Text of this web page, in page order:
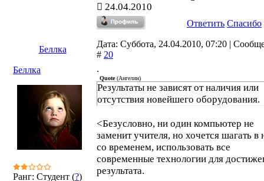
24.04.2010
Ответить Спасибо
Беллка
Дата: Суббота, 24.04.2010, 07:20 |
# 20
Беллка
Ранг: Студент (?)
.
Quote(Ангелин)
Результаты не зависят от наличия или
отсутствия новейшего оборудования.
<Безусловно, ни один компьютер не
заменит учителя, но хочется шагать в
со временем, использовать все
современные технологии для
результата.